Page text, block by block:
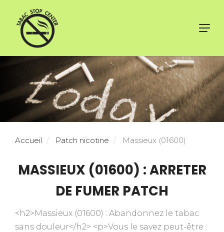
Accueil Patch nicotine Massieux (01600)
MASSIEUX (01600) : ARRETER
DE FUMER PATCH
<h2>Massieux (01600) : Abandonnez le tabac
sans douleur</h2> <p>Vous le savez peut-être :